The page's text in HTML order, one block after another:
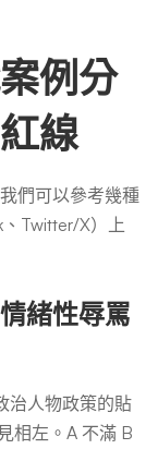
例分
線
們可以參考幾種
Twitter/X）上
緒性辱罵
治人物政策的貼
相左。A 不滿 B